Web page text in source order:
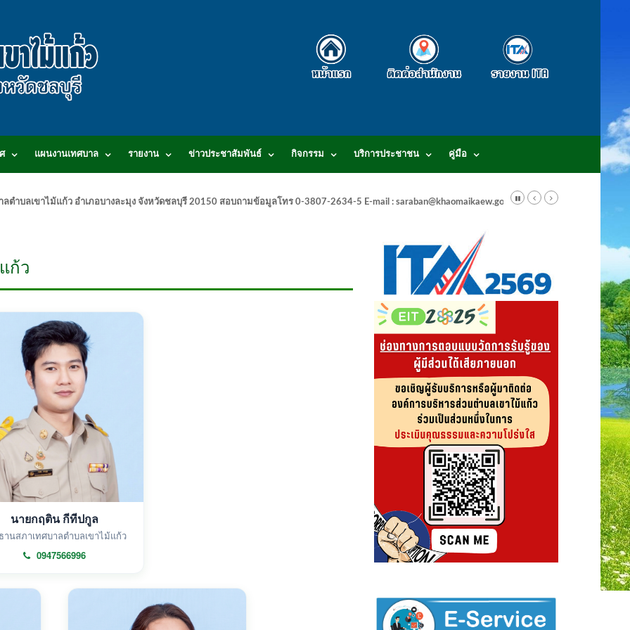
แผนงานเทศบาล รายงาน ข่าวประชาสัมพันธ์ กิจกรรม บริการประชาชน คู่มือ
ตำบลเขาไม้แก้ว อำเภอบางละมุง จังหวัดชลบุรี 20150 สอบถามข้อมูลโทร 0-3807-2634-5 E-mail : saraban@khaomaikaew.go.th
ก้ว
นายกฤติน กีทีปกูล
านสภาเทศบาลตำบลเขาไม้แก้ว
0947566996